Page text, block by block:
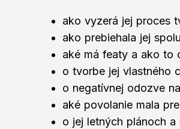
ako vyzerá jej proces
ako prebiehala jej
aké má featy a ako to
o tvorbe jej vlastného
o negatívnej odozve
aké povolanie mala
o jej letných plánoch a